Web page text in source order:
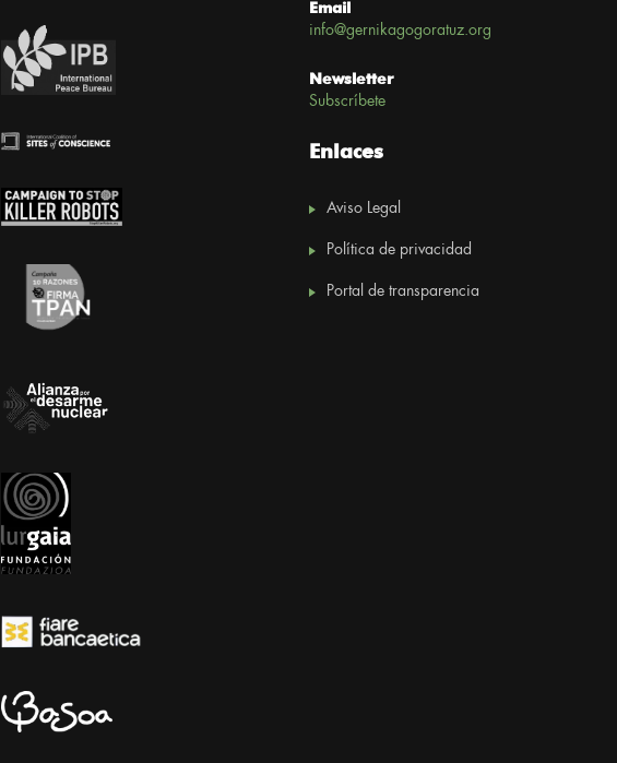
Email
info@gernikagogoratuz.org
Newsletter
Subscríbete
Enlaces
Aviso Legal
Política de privacidad
Portal de transparencia